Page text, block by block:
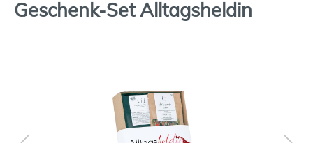
Geschenk-Set Alltagsheldin